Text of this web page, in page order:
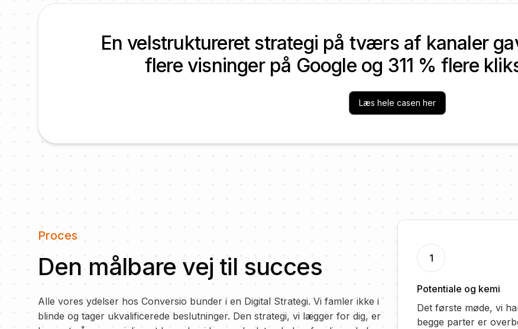
En velstruktureret strategi på tværs af kanaler
flere visninger på Google og 311 % flere
Læs hele casen her
Proces
Den målbare vej til succes
Alle vores ydelser hos Conversio bunder i en Digital Strategi. Vi famler ikke i
blinde og tager ukvalificerede beslutninger. Den strategi, vi lægger for dig, er
1
Potentiale og kemi
Det første møde, vi
begge parter er